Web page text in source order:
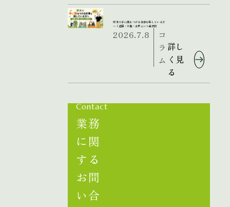
熊本で手に職をつける仕事を探している方
へ｜造園・外構・土木という選択肢
2026.7.8
コ
ラ
ム
詳し
く見
る
Contact
業務
に関
する
お問
い合